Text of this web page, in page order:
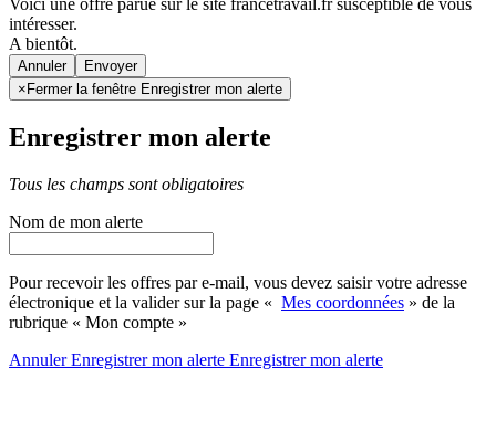
Voici une offre parue sur le site francetravail.fr susceptible de vous
intéresser.
A bientôt.
Annuler
× Fermer la fenêtre Enregistrer mon alerte
Enregistrer mon alerte
Tous les champs sont obligatoires
Nom de mon alerte
Pour recevoir les offres par e-mail, vous devez saisir votre adresse
électronique et la valider sur la page « Mes coordonnées » de la
rubrique « Mon compte »
AnnulerEnregistrer mon alerte Enregistrermon alerte